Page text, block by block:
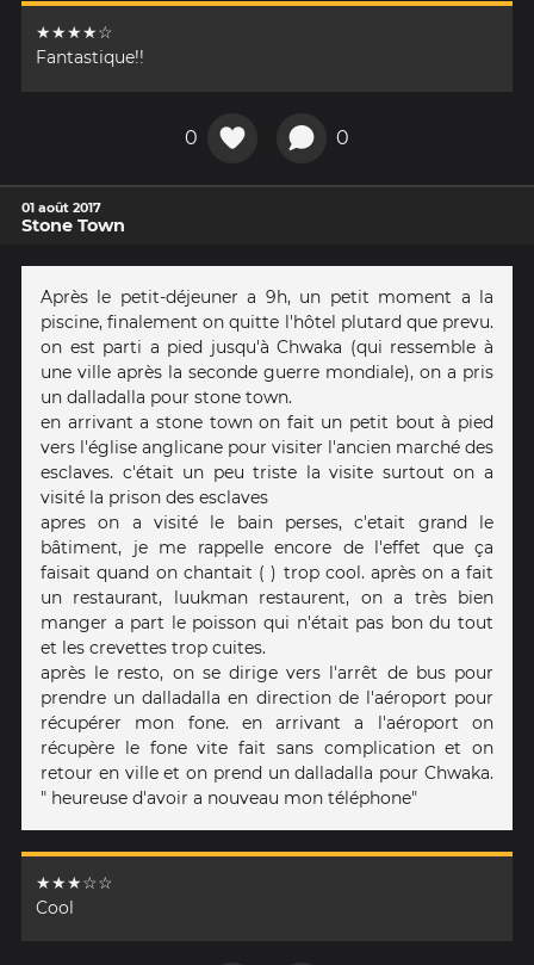
★★★★☆
Fantastique!!
0 0
01 août 2017
Stone Town
Après le petit-déjeuner a 9h, un petit moment a la
piscine, finalement on quitte l'hôtel plutard que prevu.
on est parti a pied jusqu'à Chwaka (qui ressemble à
une ville après la seconde guerre mondiale), on a pris
un dalladalla pour stone town.
en arrivant a stone town on fait un petit bout à pied
vers l'église anglicane pour visiter l'ancien marché des
esclaves. c'était un peu triste la visite surtout on a
visité la prison des esclaves
apres on a visité le bain perses, c'etait grand le
bâtiment, je me rappelle encore de l'effet que ça
faisait quand on chantait ( ) trop cool. après on a fait
un restaurant, luukman restaurent, on a très bien
manger a part le poisson qui n'était pas bon du tout
et les crevettes trop cuites.
après le resto, on se dirige vers l'arrêt de bus pour
prendre un dalladalla en direction de l'aéroport pour
récupérer mon fone. en arrivant a l'aéroport on
récupère le fone vite fait sans complication et on
retour en ville et on prend un dalladalla pour Chwaka.
" heureuse d'avoir a nouveau mon téléphone"
★★★☆☆
Cool